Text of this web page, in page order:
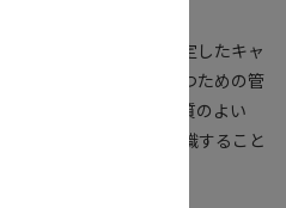
やテーマを指定したキャ
、UGCの質の水準を保つための管
規ユーザーの役に立つ質のよい
るかを、企業は常に意識すること